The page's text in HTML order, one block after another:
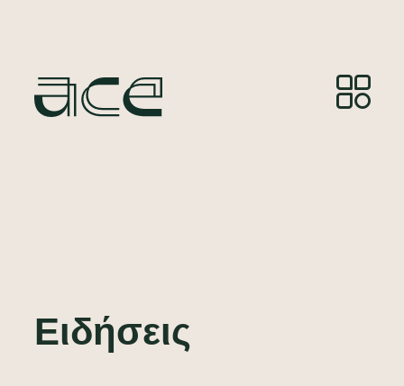
Ειδήσεις